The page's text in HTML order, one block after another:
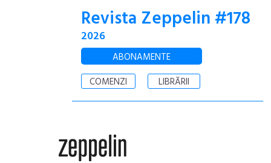
Revista Zeppelin #178
2026
ABONAMENTE
COMENZI
LIBRĂRII